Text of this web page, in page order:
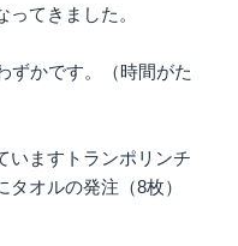
てきました。
ずかです。（時間がた
いますトランポリンチ
オルの発注（8枚）